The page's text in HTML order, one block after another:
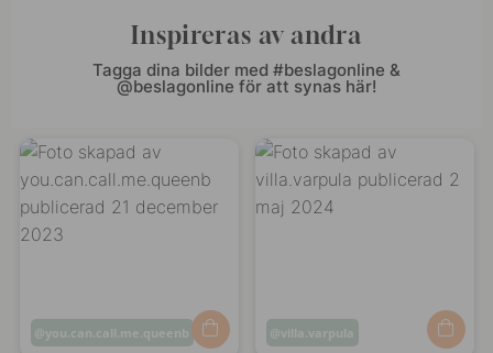
Inspireras av andra
Tagga dina bilder med #beslagonline &
@beslagonline för att synas här!
Inlägg
you.can.call.me.queenb
Inlägg
villa.varpula